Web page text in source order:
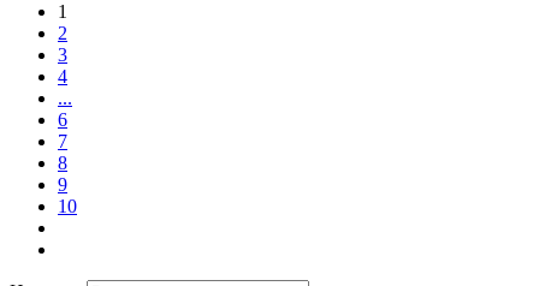
1
2
3
4
...
6
7
8
9
10